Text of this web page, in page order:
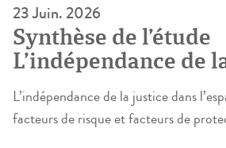
23 Juin. 2026
Synthèse de l’étude
L’indépendance de
dans l’espace
Traductions en
espagnol, allemand,
L’indépendance de la justice dans
facteurs de risque et facteurs de